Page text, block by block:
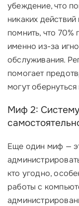
убеждение, что
никаких
помнить, что
именно из-за
обслуживания.
помогает
могут
Миф 2:
Еще один миф —
кто угодно,
работы с